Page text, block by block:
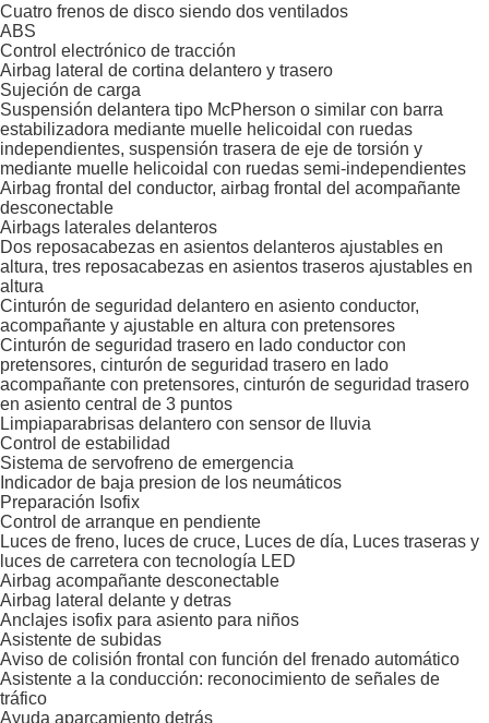
Cuatro frenos de disco siendo dos ventilados
ABS
Control electrónico de tracción
Airbag lateral de cortina delantero y trasero
Sujeción de carga
Suspensión delantera tipo McPherson o similar con barra
estabilizadora mediante muelle helicoidal con ruedas
independientes, suspensión trasera de eje de torsión y
mediante muelle helicoidal con ruedas semi-independientes
Airbag frontal del conductor, airbag frontal del acompañante
desconectable
Airbags laterales delanteros
Dos reposacabezas en asientos delanteros ajustables en
altura, tres reposacabezas en asientos traseros ajustables en
altura
Cinturón de seguridad delantero en asiento conductor,
acompañante y ajustable en altura con pretensores
Cinturón de seguridad trasero en lado conductor con
pretensores, cinturón de seguridad trasero en lado
acompañante con pretensores, cinturón de seguridad trasero
en asiento central de 3 puntos
Limpiaparabrisas delantero con sensor de lluvia
Control de estabilidad
Sistema de servofreno de emergencia
Indicador de baja presion de los neumáticos
Preparación Isofix
Control de arranque en pendiente
Luces de freno, luces de cruce, Luces de día, Luces traseras y
luces de carretera con tecnología LED
Airbag acompañante desconectable
Airbag lateral delante y detras
Anclajes isofix para asiento para niños
Asistente de subidas
Aviso de colisión frontal con función del frenado automático
Asistente a la conducción: reconocimiento de señales de
tráfico
Ayuda aparcamiento detrás